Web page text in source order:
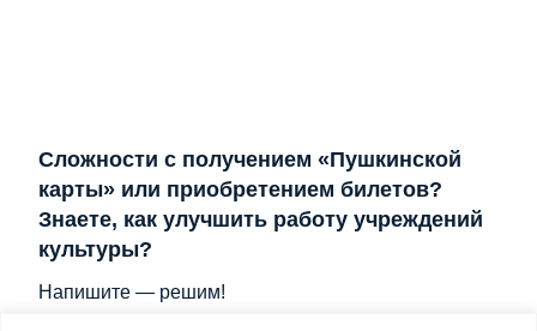
Сложности с получением «Пушкинской
карты» или приобретением билетов?
Знаете, как улучшить работу учреждений
культуры?
Напишите — решим!